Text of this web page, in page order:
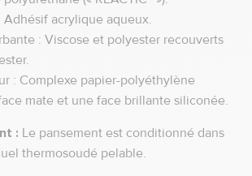
Adhésif acrylique aqueux.
: Viscose et polyester recouverts
: Complexe papier-polyéthylène
mate et une face brillante siliconée.
: Le pansement est conditionné dans
thermosoudé pelable.